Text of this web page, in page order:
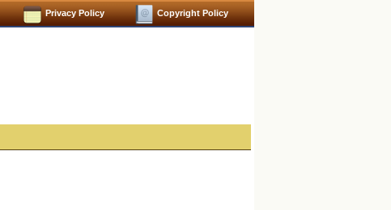
Copyright Policy
Privacy Policy